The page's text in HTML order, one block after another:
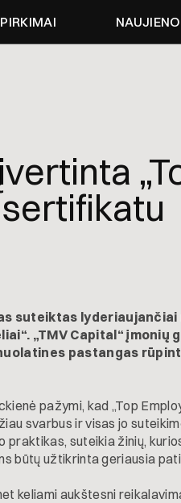
PIRKIMAI
suteiktas lyderiaujančiai
„TMV Capital“
pastangas
pažymi, kad „Top
svarbus ir visas jo
suteikia žinių,
būtų užtikrinta geriausia
keliami aukštesni